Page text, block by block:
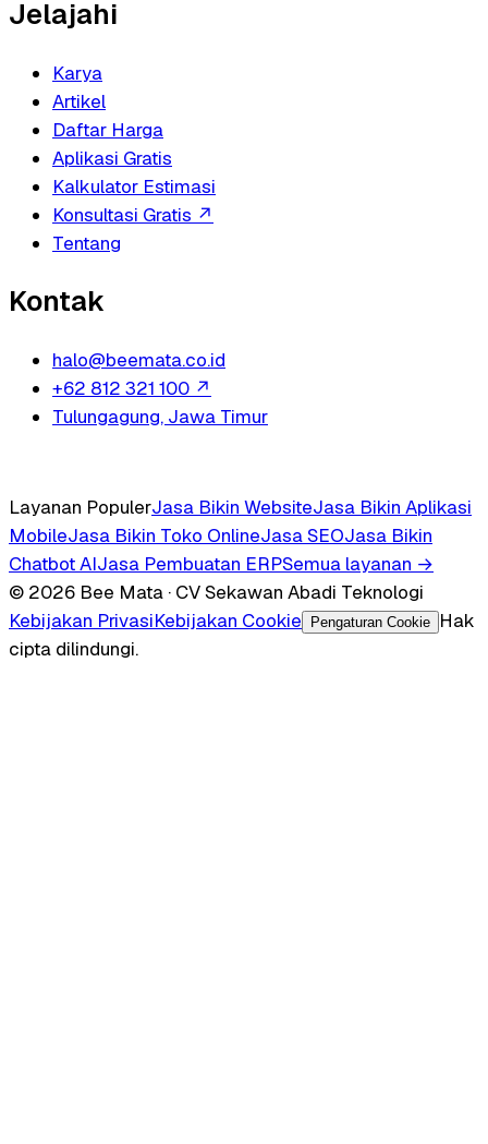
Jelajahi
Karya
Artikel
Daftar Harga
Aplikasi Gratis
Kalkulator Estimasi
Konsultasi Gratis ↗
Tentang
Kontak
halo@beemata.co.id
+62 812 321 100 ↗
Tulungagung, Jawa Timur
Layanan PopulerJasa Bikin WebsiteJasa Bikin Aplikasi
MobileJasa Bikin Toko OnlineJasa SEOJasa Bikin
Chatbot AIJasa Pembuatan ERPSemua layanan →
© 2026 Bee Mata · CV Sekawan Abadi Teknologi
Kebijakan PrivasiKebijakan Cookie Pengaturan Cookie
Hak
cipta dilindungi.